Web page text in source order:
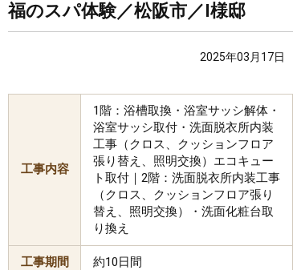
福のスパ体験／松阪市／I様邸
2025年03月17日
工事内容
1階：浴槽取換・浴室サッシ解体・
浴室サッシ取付・洗面脱衣所内装
工事（クロス、クッションフロア
張り替え、照明交換）エコキュー
ト取付｜2階：洗面脱衣所内装工事
（クロス、クッションフロア張り
替え、照明交換）・洗面化粧台取
り換え
工事期間 約10日間